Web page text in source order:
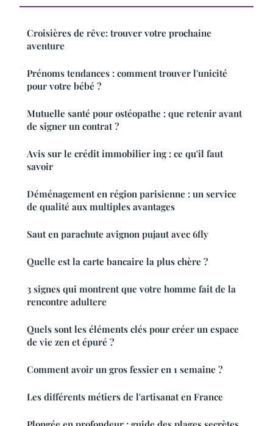
Croisières de rêve: trouver votre prochaine
aventure
Prénoms tendances : comment trouver l'unicité
pour votre bébé ?
Mutuelle santé pour ostéopathe : que retenir avant
de signer un contrat ?
Avis sur le crédit immobilier ing : ce qu'il faut
savoir
Déménagement en région parisienne : un service
de qualité aux multiples avantages
Saut en parachute avignon pujaut avec 6fly
Quelle est la carte bancaire la plus chère ?
3 signes qui montrent que votre homme fait de la
rencontre adultere
Quels sont les éléments clés pour créer un espace
de vie zen et épuré ?
Comment avoir un gros fessier en 1 semaine ?
Les différents métiers de l'artisanat en France